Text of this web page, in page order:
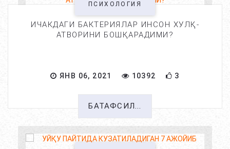
ПСИХОЛОГИЯ
ИЧАКДАГИ БАКТЕРИЯЛАР ИНСОН ХУЛҚ-
АТВОРИНИ БОШҚАРАДИМИ?
ЯНВ 06, 2021 10392 3
БАТАФСИЛ...